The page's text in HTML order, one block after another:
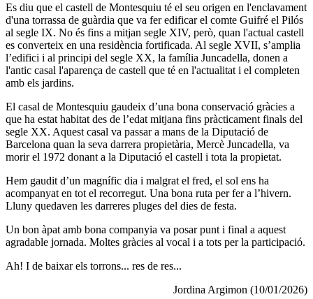
Es diu que el castell de Montesquiu té el seu origen en l'enclavament
d'una torrassa de guàrdia que va fer edificar el comte Guifré el Pilós
al segle IX. No és fins a mitjan segle XIV, però, quan l'actual castell
es converteix en una residència fortificada. Al segle XVII, s’amplia
l’edifici i al principi del segle XX, la família Juncadella, donen a
l'antic casal l'aparença de castell que té en l'actualitat i el completen
amb els jardins.
El casal de Montesquiu gaudeix d’una bona conservació gràcies a
que ha estat habitat des de l’edat mitjana fins pràcticament finals del
segle XX. Aquest casal va passar a mans de la Diputació de
Barcelona quan la seva darrera propietària, Mercè Juncadella, va
morir el 1972 donant a la Diputació el castell i tota la propietat.
Hem gaudit d’un magnífic dia i malgrat el fred, el sol ens ha
acompanyat en tot el recorregut. Una bona ruta per fer a l’hivern.
Lluny quedaven les darreres pluges del dies de festa.
Un bon àpat amb bona companyia va posar punt i final a aquest
agradable jornada. Moltes gràcies al vocal i a tots per la participació.
Ah! I de baixar els torrons... res de res...
Jordina Argimon (10/01/2026)